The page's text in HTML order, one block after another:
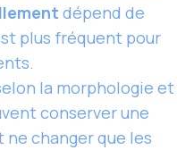
dépend de
plus fréquent pour
la morphologie et
conserver une
changer que les